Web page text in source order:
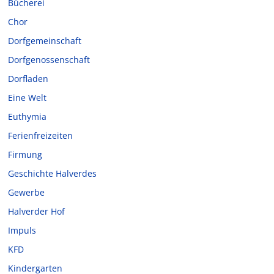
Bücherei
Chor
Dorfgemeinschaft
Dorfgenossenschaft
Dorfladen
Eine Welt
Euthymia
Ferienfreizeiten
Firmung
Geschichte Halverdes
Gewerbe
Halverder Hof
Impuls
KFD
Kindergarten